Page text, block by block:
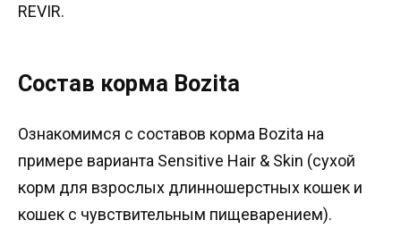
REVIR.
Состав корма Bozita
Ознакомимся с составов корма Bozita на
примере варианта Sensitive Hair & Skin (сухой
корм для взрослых длинношерстных кошек и
кошек с чувствительным пищеварением).